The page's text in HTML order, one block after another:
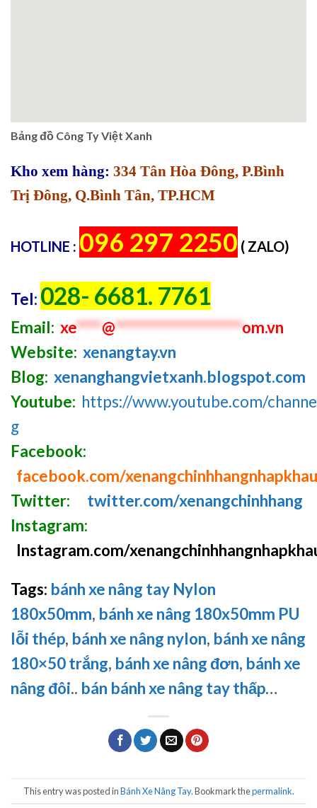
Bảng đồ Công Ty Việt Xanh
Kho xem hàng: 334 Tân Hòa Đông, P.Bình
Trị Đông, Q.Bình Tân, TP.HCM
HOTLINE : 096 297 2250 ( ZALO)
Tel: 028- 6681. 7761
Email: xe****@********************om.vn
Website: xenangtay.vn
Blog: xenanghangvietxanh.blogspot.com
Youtube: https://www.youtube.com/
g
Facebook:
facebook.com/xenangchinhhangnhapkhau
Twitter:
twitter.com/xenangchinhhang
Instagram:
Instagram.com/
Tags: bánh xe nâng tay Nylon
180x50mm, bánh xe nâng 180x50mm PU
lỗi thép, bánh xe nâng nylon, bánh xe nâng
180×50 trắng, bánh xe nâng đơn, bánh xe
nâng đôi.. bán bánh xe nâng tay thấp…
This entry was posted inBánh Xe Nâng Tay. Bookmark thepermalink.